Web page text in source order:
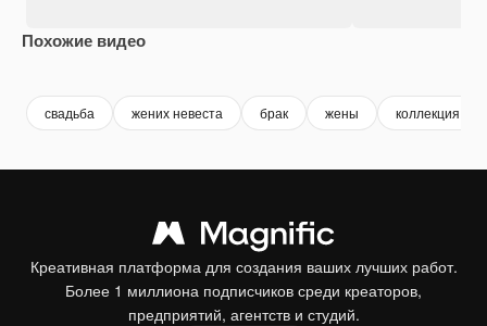
Похожие видео
свадьба жених невеста брак жены коллекция
Креативная платформа для создания ваших лучших работ.
Более 1 миллиона подписчиков среди креаторов,
предприятий, агентств и студий.